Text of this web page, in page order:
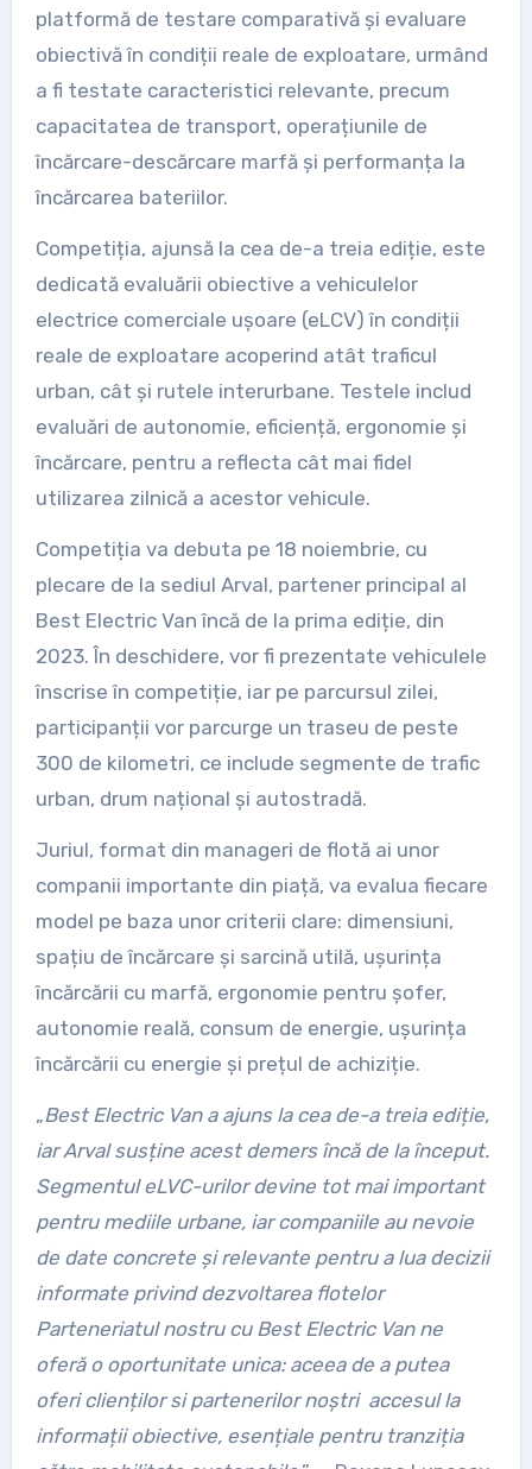
platformă de testare comparativă și evaluare
obiectivă în condiții reale de exploatare, urmând
a fi testate caracteristici relevante, precum
capacitatea de transport, operațiunile de
încărcare-descărcare marfă și performanța la
încărcarea bateriilor.
Competiția, ajunsă la cea de-a treia ediție, este
dedicată evaluării obiective a vehiculelor
electrice comerciale ușoare (eLCV) în condiții
reale de exploatare acoperind atât traficul
urban, cât și rutele interurbane. Testele includ
evaluări de autonomie, eficiență, ergonomie și
încărcare, pentru a reflecta cât mai fidel
utilizarea zilnică a acestor vehicule.
Competiția va debuta pe 18 noiembrie, cu
plecare de la sediul Arval, partener principal al
Best Electric Van încă de la prima ediție, din
2023. În deschidere, vor fi prezentate vehiculele
înscrise în competiție, iar pe parcursul zilei,
participanții vor parcurge un traseu de peste
300 de kilometri, ce include segmente de trafic
urban, drum național și autostradă.
Juriul, format din manageri de flotă ai unor
companii importante din piață, va evalua fiecare
model pe baza unor criterii clare: dimensiuni,
spațiu de încărcare și sarcină utilă, ușurința
încărcării cu marfă, ergonomie pentru șofer,
autonomie reală, consum de energie, ușurința
încărcării cu energie și prețul de achiziție.
„Best Electric Van a ajuns la cea de-a treia ediție,
iar Arval susține acest demers încă de la început.
Segmentul eLVC-urilor devine tot mai important
pentru mediile urbane, iar companiile au nevoie
de date concrete și relevante pentru a lua decizii
informate privind dezvoltarea flotelor
Parteneriatul nostru cu Best Electric Van ne
oferă o oportunitate unica: aceea de a putea
oferi clienților si partenerilor noștri accesul la
informații obiective, esențiale pentru tranziția